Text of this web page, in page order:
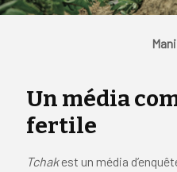
Un média
fertile
Tchakest un média